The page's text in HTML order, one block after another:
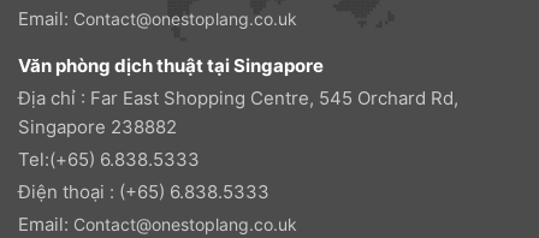
Email: Contact@onestoplang.co.uk
Văn phòng dịch thuật tại Singapore
Địa chỉ : Far East Shopping Centre, 545 Orchard Rd,
Singapore 238882
Tel:(+65) 6.838.5333
Điện thoại : (+65) 6.838.5333
Email: Contact@onestoplang.co.uk